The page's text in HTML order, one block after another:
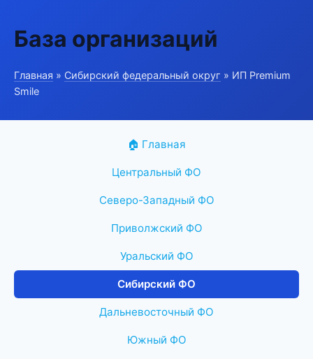
База организаций
Главная » Сибирский федеральный округ » ИП Premium
Smile
🏠 Главная
Центральный ФО
Северо-Западный ФО
Приволжский ФО
Уральский ФО
Сибирский ФО
Дальневосточный ФО
Южный ФО